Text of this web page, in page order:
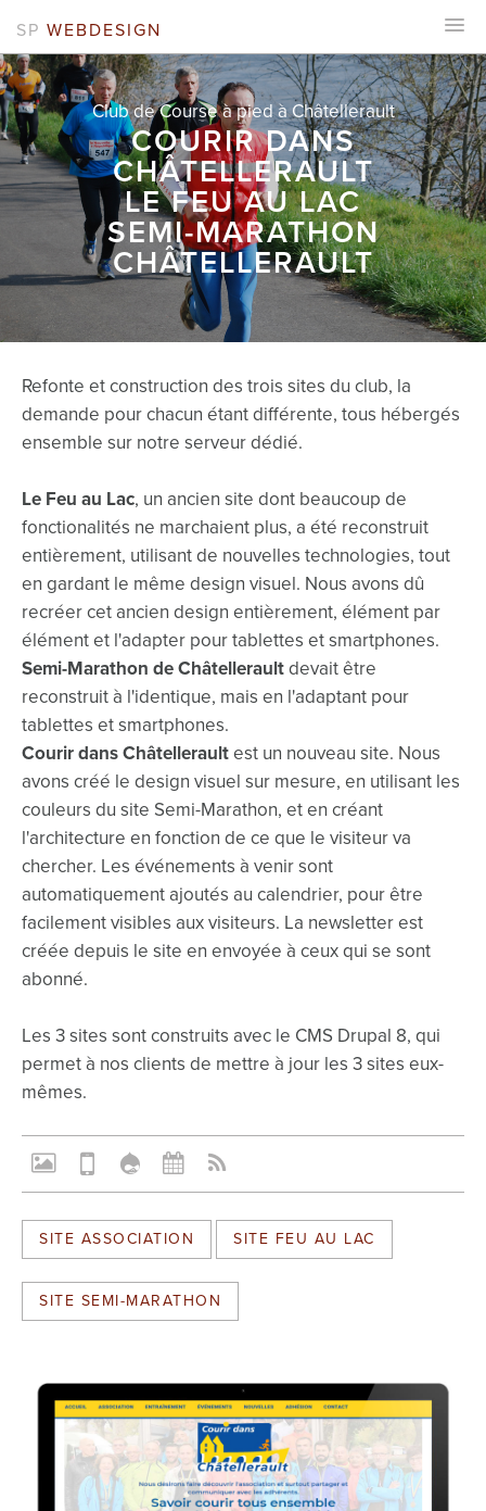
SP WEBDESIGN
Club de Course à pied à Châtellerault
COURIR DANS
CHÂTELLERAULT
LE FEU AU LAC
SEMI-MARATHON
CHÂTELLERAULT
Refonte et construction des trois sites du club, la
demande pour chacun étant différente, tous hébergés
ensemble sur notre serveur dédié.
Le Feu au Lac, un ancien site dont beaucoup de
fonctionalités ne marchaient plus, a été reconstruit
entièrement, utilisant de nouvelles technologies, tout
en gardant le même design visuel. Nous avons dû
recréer cet ancien design entièrement, élément par
élément et l'adapter pour tablettes et smartphones.
Semi-Marathon de Châtelleraultdevait être
reconstruit à l'identique, mais en l'adaptant pour
tablettes et smartphones.
Courir dans Châtelleraultest un nouveau site. Nous
avons créé le design visuel sur mesure, en utilisant les
couleurs du site Semi-Marathon, et en créant
l'architecture en fonction de ce que le visiteur va
chercher. Les événements à venir sont
automatiquement ajoutés au calendrier, pour être
facilement visibles aux visiteurs. La newsletter est
créée depuis le site en envoyée à ceux qui se sont
abonné.
Les 3 sites sont construits avec le CMS Drupal 8, qui
permet à nos clients de mettre à jour les 3 sites eux-
mêmes.
SITE ASSOCIATION SITE FEU AU LAC
SITE SEMI-MARATHON